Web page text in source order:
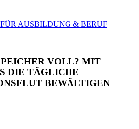
AUSBILDUNG & BERUF
VOLL? MIT
DIE TÄGLICHE
BEWÄLTIGEN